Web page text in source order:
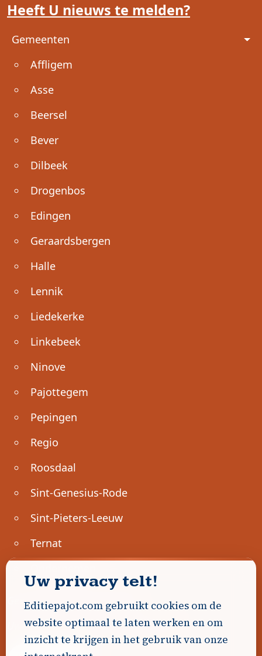
Heeft U nieuws te melden?
Voet
Gemeenten
Affligem
Asse
Beersel
Bever
Dilbeek
Drogenbos
Edingen
Geraardsbergen
Halle
Lennik
Liedekerke
Linkebeek
Ninove
Pajottegem
Pepingen
Regio
Roosdaal
Sint-Genesius-Rode
Sint-Pieters-Leeuw
Ternat
Geen advertenties gevonden.
Uw advertentie hier? Contacteer ons!
Uw privacy telt!
Editiepajot.com gebruikt cookies om de
website optimaal te laten werken en om
inzicht te krijgen in het gebruik van onze